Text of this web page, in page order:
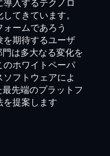
入するテクノロ
てきています。
ームであろう
期待するユーザ
は多大なる変化を
ホワイトペーパ
フトウェアによ
先端のプラットフ
を提案します